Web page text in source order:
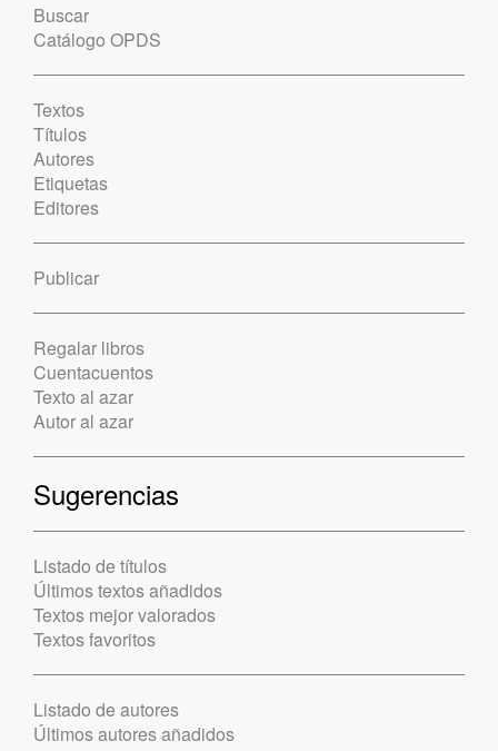
Buscar
Catálogo OPDS
Textos
Títulos
Autores
Etiquetas
Editores
Publicar
Regalar libros
Cuentacuentos
Texto al azar
Autor al azar
Sugerencias
Listado de títulos
Últimos textos añadidos
Textos mejor valorados
Textos favoritos
Listado de autores
Últimos autores añadidos